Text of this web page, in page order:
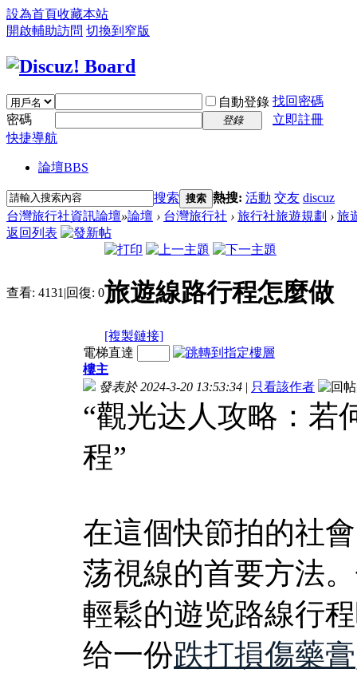
設為首頁收藏本站
開啟輔助訪問 切換到窄版
自動登錄 找回密碼
密碼
登錄
立即註冊
快捷導航
論壇BBS
搜索 搜索 熱搜: 活動 交友 discuz
台灣旅行社資訊論壇»論壇 › 台灣旅行社 › 旅行社旅遊規劃 › 旅
返回列表
查看: 4131 |回復: 0旅遊線路行程怎麼做
[複製鏈接]
電梯直達
樓主
發表於 2024-3-20 13:53:34 | 只看該作者
“觀光达人攻略：若
程”
在這個快節拍的社
荡視線的首要方法
輕鬆的遊览路線行
给一份跌打損傷藥膏